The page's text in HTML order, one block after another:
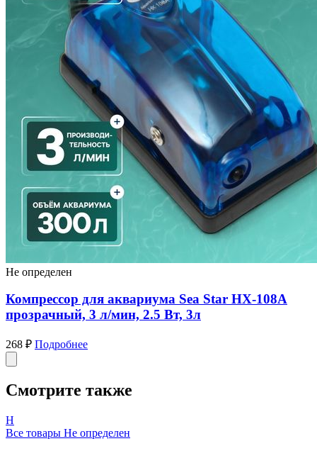
Не определен
Компрессор для аквариума Sea Star HX-108A
прозрачный, 3 л/мин, 2.5 Вт, 3л
268 ₽ Подробнее
Смотрите также
Н
Все товары Не определен